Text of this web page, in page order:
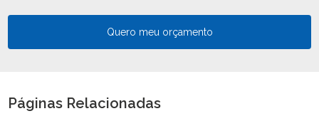
Quero meu orçamento
Páginas Relacionadas